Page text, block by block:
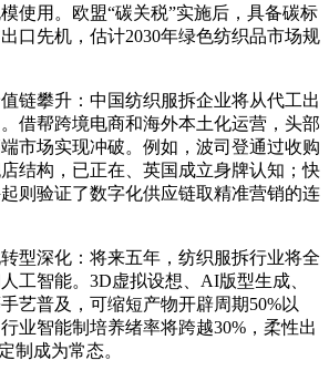
使用。欧盟“碳关税”实施后，具备碳标
口先机，估计2030年绿色纺织品市场规
攀升：中国纺织服拆企业将从代工出
借帮跨境电商和海外本土化运营，头部
市场实现冲破。例如，波司登通过收购
结构，已正在、英国成立身牌认知；快
则验证了数字化供应链取精准营销的连
深化：将来五年，纺织服拆行业将全
工智能。3D虚拟设想、AI版型生成、
艺普及，可缩短产物开辟周期50%以
行业智能制培养绪率将跨越30%，柔性出
制成为常态。